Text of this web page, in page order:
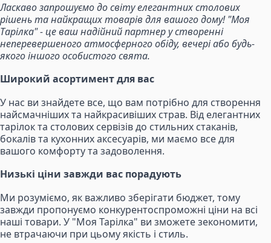
Ласкаво запрошуємо до світу елегантних столових
рішень та найкращих товарів для вашого дому! "Моя
Тарілка" - це ваш надійний партнер у створенні
неперевершеного атмосферного обіду, вечері або будь-
якого іншого особистого свята.
Широкий асортимент для вас
У нас ви знайдете все, що вам потрібно для створення
найсмачніших та найкрасивіших страв. Від елегантних
тарілок та столових сервізів до стильних стаканів,
бокалів та кухонних аксесуарів, ми маємо все для
вашого комфорту та задоволення.
Низькі ціни завжди вас порадують
Ми розуміємо, як важливо зберігати бюджет, тому
завжди пропонуємо конкурентоспроможні ціни на всі
наші товари. У "Моя Тарілка" ви зможете зекономити,
не втрачаючи при цьому якість і стиль.